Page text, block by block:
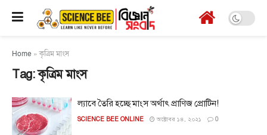
Home »কৃত্রিম মাংস
Tag:কৃত্রিম মাংস
ল্যাবে তৈরি হচ্ছে মাংস অর্থাৎ প্রাণিজ প্রোটিন!
SCIENCE BEE ONLINE অক্টোবর ১৪, ২০২১ 0